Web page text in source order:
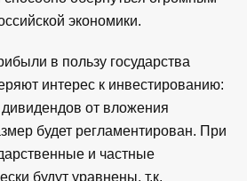
экономики.
в пользу государства
интерес к инвестированию:
от вложения
будет регламентирован. При
и частные
будут уравнены, т.к.